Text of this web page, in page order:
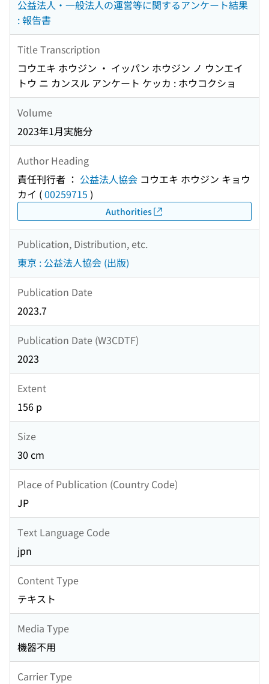
公益法人・一般法人の運営等に関するアンケート結果
: 報告書
Title Transcription
コウエキ ホウジン ・ イッパン ホウジン ノ ウンエイ
トウ ニ カンスル アンケート ケッカ : ホウコクショ
Volume
2023年1月実施分
Author Heading
責任刊行者 ： 公益法人協会 コウエキ ホウジン キョウ
カイ (00259715 )
Authorities
Publication, Distribution, etc.
東京 : 公益法人協会 (出版)
Publication Date
2023.7
Publication Date (W3CDTF)
2023
Extent
156 p
Size
30 cm
Place of Publication (Country Code)
JP
Text Language Code
jpn
Content Type
テキスト
Media Type
機器不用
Carrier Type